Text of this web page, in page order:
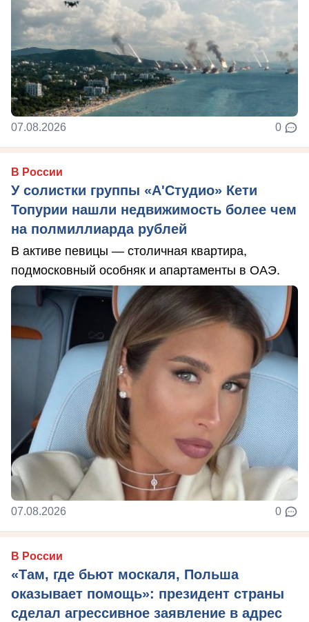
07.08.2026 0
В России
У солистки группы «А'Студио» Кети
Топурии нашли недвижимость более чем
на полмиллиарда рублей
В активе певицы — столичная квартира,
подмосковный особняк и апартаменты в ОАЭ.
07.08.2026 0
В России
«Там, где бьют москаля, Польша
оказывает помощь»: президент страны
сделал агрессивное заявление в адрес